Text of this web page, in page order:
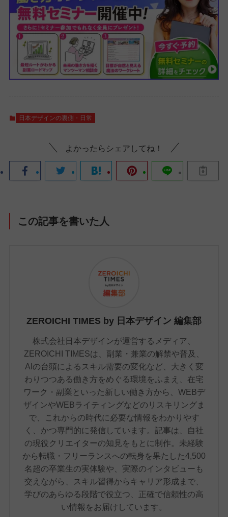
日本デザインの裏側・日常
よかったらシェアしてね！
この記事を書いた人
ZEROICHI TIMES by 日本デザイン 編集部
株式会社日本デザインが運営するメディア、
ZEROICHI TIMESは、副業・兼業の解禁や普及、
AIの台頭によるスキル需要の変化など、大きく変
わりつつある働き方をめぐる環境をふまえ、在宅
ワーク・副業といった新しい働き方から、WEBデ
ザインやWEBライティングなどのリスキリングま
で、これからの時代に必要な情報をわかりやす
く、かつ専門的に発信しています。記事は、自社
の現役クリエイターの知見をもとに制作。未経験
から転職・フリーランスへの転身を果たした4,500
名超の卒業生の実体験や、実際のインタビューも
交えながら、スキル習得からキャリア形成まで、
学びのあらゆる段階で役立つ、正確で信頼性の高
い情報をお届けしています。